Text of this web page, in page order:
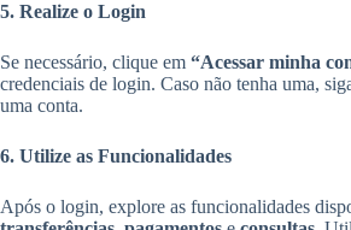
5. Realize o Login
Se necessário, clique em “Acessar minha
credenciais de login. Caso não tenha uma,
uma conta.
6. Utilize as Funcionalidades
Após o login, explore as funcionalidades